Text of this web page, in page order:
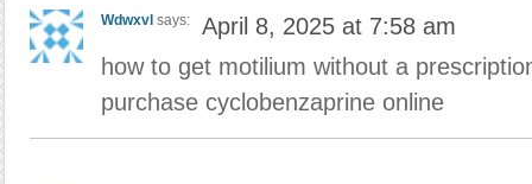
Wdwxvl says:
April 8, 2025 at 7:58 am
how to get motilium without a
purchase cyclobenzaprine online